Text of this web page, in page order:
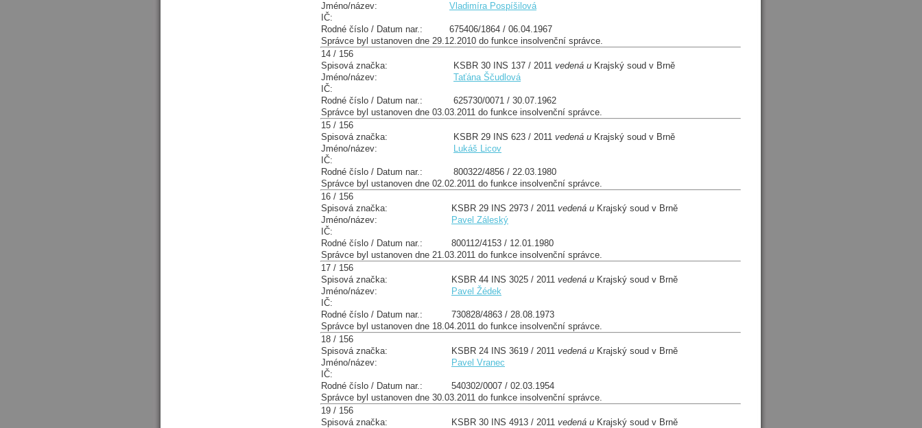
Jméno/název:
Vladimíra Pospíšilová
IČ:
Rodné číslo / Datum nar.:
675406/1864 / 06.04.1967
Správce byl ustanoven dne 29.12.2010 do funkce insolvenční správce.
14 / 156
Spisová značka:
KSBR 30 INS 137 / 2011 vedená u Krajský soud v Brně
Jméno/název:
Taťána Ščudlová
IČ:
Rodné číslo / Datum nar.:
625730/0071 / 30.07.1962
Správce byl ustanoven dne 03.03.2011 do funkce insolvenční správce.
15 / 156
Spisová značka:
KSBR 29 INS 623 / 2011 vedená u Krajský soud v Brně
Jméno/název:
Lukáš Licov
IČ:
Rodné číslo / Datum nar.:
800322/4856 / 22.03.1980
Správce byl ustanoven dne 02.02.2011 do funkce insolvenční správce.
16 / 156
Spisová značka:
KSBR 29 INS 2973 / 2011 vedená u Krajský soud v Brně
Jméno/název:
Pavel Záleský
IČ:
Rodné číslo / Datum nar.:
800112/4153 / 12.01.1980
Správce byl ustanoven dne 21.03.2011 do funkce insolvenční správce.
17 / 156
Spisová značka:
KSBR 44 INS 3025 / 2011 vedená u Krajský soud v Brně
Jméno/název:
Pavel Žédek
IČ:
Rodné číslo / Datum nar.:
730828/4863 / 28.08.1973
Správce byl ustanoven dne 18.04.2011 do funkce insolvenční správce.
18 / 156
Spisová značka:
KSBR 24 INS 3619 / 2011 vedená u Krajský soud v Brně
Jméno/název:
Pavel Vranec
IČ:
Rodné číslo / Datum nar.:
540302/0007 / 02.03.1954
Správce byl ustanoven dne 30.03.2011 do funkce insolvenční správce.
19 / 156
Spisová značka:
KSBR 30 INS 4913 / 2011 vedená u Krajský soud v Brně